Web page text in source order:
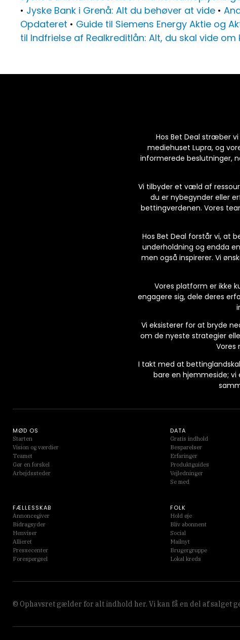
• Jyske Bank i Grenå: Alt du behøver at vide •
Opdateret • Guide til Siemens Energy Aktie og
til Indfrielse af Realkreditlån: Alt, du skal vide
Hos Bet Deal stræber
mediehuset Lupra, og
informerede beslutninger,
Vi tilbyder et væld af
du er nybegynder eller
bettingverdenen. Vores
Hos Bet Deal forstår vi, at
underholdning og endda
men også inspirerer. Vi
Vores platform er ikke
engagere sig, dele deres
Vi eksisterer for at bryde
om de nyeste strategier
Vores
I takt med at
bare en hjemmeside; vi
© Ophavsret gælder for alt indhold her. Vi kan få en del af
MØD OS
Starten
Vision og værdier
Teamet
Gør en forskel
Arbejdssteder
DATA
Gratis indhold
Besparelser
Erfaringer
Produktguides
Vejledninger
Se med
FÆLLESSKAB
Annoncegiver
Bidragsyder
Henviser
Allieret
Pressecenter
Forespørgsel
FOLK
Hold øje
Bliv abonnent
Social
Mailnyt
Brugergruppe
Lokal kreds